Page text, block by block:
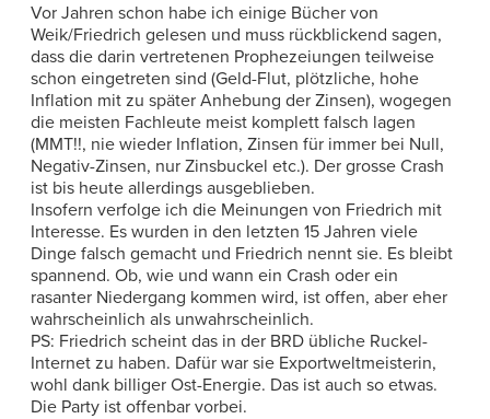
Vor Jahren schon habe ich einige Bücher von
Weik/Friedrich gelesen und muss rückblickend sagen,
dass die darin vertretenen Prophezeiungen teilweise
schon eingetreten sind (Geld-Flut, plötzliche, hohe
Inflation mit zu später Anhebung der Zinsen), wogegen
die meisten Fachleute meist komplett falsch lagen
(MMT!!, nie wieder Inflation, Zinsen für immer bei Null,
Negativ-Zinsen, nur Zinsbuckel etc.). Der grosse Crash
ist bis heute allerdings ausgeblieben.
Insofern verfolge ich die Meinungen von Friedrich mit
Interesse. Es wurden in den letzten 15 Jahren viele
Dinge falsch gemacht und Friedrich nennt sie. Es bleibt
spannend. Ob, wie und wann ein Crash oder ein
rasanter Niedergang kommen wird, ist offen, aber eher
wahrscheinlich als unwahrscheinlich.
PS: Friedrich scheint das in der BRD übliche Ruckel-
Internet zu haben. Dafür war sie Exportweltmeisterin,
wohl dank billiger Ost-Energie. Das ist auch so etwas.
Die Party ist offenbar vorbei.